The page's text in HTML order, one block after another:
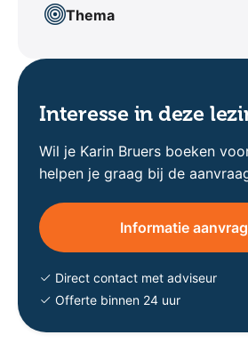
Thema
Interesse in deze
Wil je Karin Bruers boeken
helpen je graag bij de
Informatie
Direct contact met adviseur
Offerte binnen 24 uur